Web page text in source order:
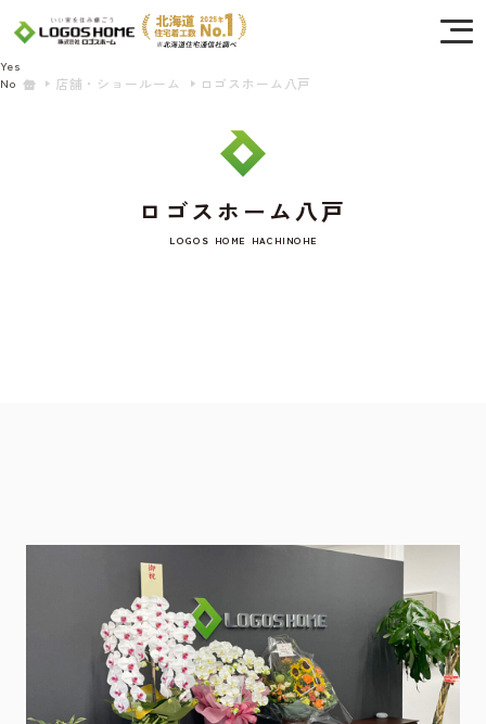
店舗・ショールーム ロゴスホーム八戸
ロゴスホーム八戸
LOGOS HOME HACHINOHE
店舗・ショールーム情報
〒031-0001 青森県八戸市類家1丁目8-9
0178-38-4133
Cookie を使用して、お客様の活動を追跡してもよろしいですか? 当社ではお客様の
プライバシーを極めて重視しています。詳細について、およびご質問がある場合
は、当社のプライバシーポリシーをご覧ください。
Yes
No